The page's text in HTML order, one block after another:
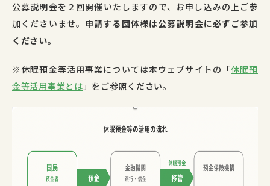
公募説明会を２回開催いたしますので、お申し込みの上ご参
加くださいませ。 申請する団体様は公募説明会に必ずご参加
ください。
※休眠預金等活用事業については本ウェブサイトの「休眠預
金等活用事業とは」をご参照ください。